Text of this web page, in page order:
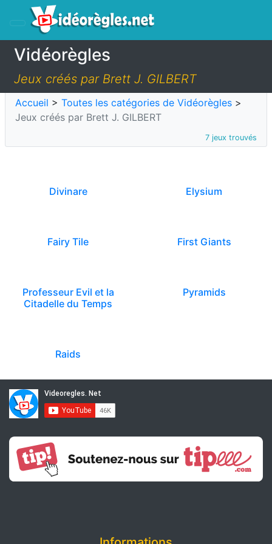
Vidéorègles
Jeux créés par Brett J. GILBERT
Accueil > Toutes les catégories de Vidéorègles >
Jeux créés par Brett J. GILBERT
7 jeux trouvés
Divinare Elysium
Fairy Tile First Giants
Professeur Evil et la
Citadelle du Temps
Pyramids
Raids